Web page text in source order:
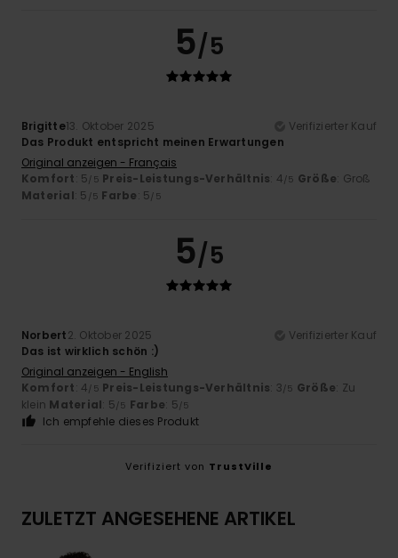
5/5
Brigitte13. Oktober 2025
Verifizierter Kauf
Das Produkt entspricht meinen Erwartungen
Original anzeigen - Français
Komfort: 5/5 Preis-Leistungs-Verhältnis: 4/5 Größe: Groß
Material: 5 /5 Farbe: 5/5
5/5
Norbert2. Oktober 2025
Verifizierter Kauf
Das ist wirklich schön :)
Original anzeigen - English
Komfort: 4/5 Preis-Leistungs-Verhältnis: 3/5 Größe: Zu
klein Material: 5/5 Farbe: 5/5
Ich empfehle dieses Produkt
Verifiziert von TrustVille
ZULETZT ANGESEHENE ARTIKEL